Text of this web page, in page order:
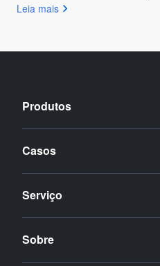
Leia mais
Produtos
Casos
Serviço
Sobre